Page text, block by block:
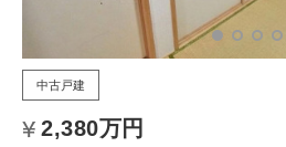
中古戸建
2,380万円